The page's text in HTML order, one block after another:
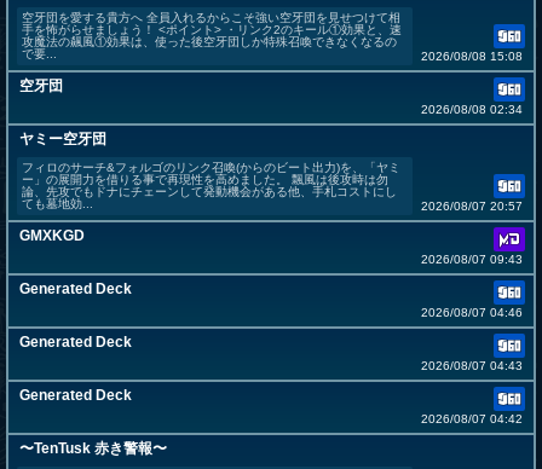
空牙団を愛する貴方へ 全員入れるからこそ強い空牙団を見せつけて相
手を怖がらせましょう！ <ポイント> ・リンク2のキール①効果と、速
攻魔法の飆風①効果は、使った後空牙団しか特殊召喚できなくなるの
で要...
2026/08/08 15:08
空牙団
2026/08/08 02:34
ヤミー空牙団
フィロのサーチ&フォルゴのリンク召喚(からのビート出力)を、「ヤミ
ー」の展開力を借りる事で再現性を高めました。 飄風は後攻時は勿
論、先攻でもドナにチェーンして発動機会がある他、手札コストにし
ても墓地効...
2026/08/07 20:57
GMXKGD
2026/08/07 09:43
Generated Deck
2026/08/07 04:46
Generated Deck
2026/08/07 04:43
Generated Deck
2026/08/07 04:42
〜TenTusk 赤き警報〜